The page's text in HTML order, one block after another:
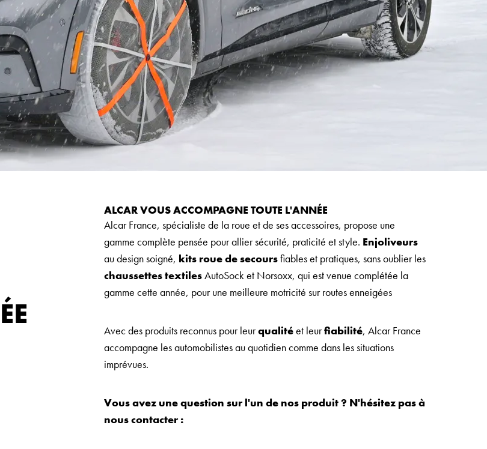
ALCAR VOUS ACCOMPAGNE TOUTE L'ANNÉE
Alcar France, spécialiste de la roue et de ses accessoires, propose une
gamme complète pensée pour allier sécurité, praticité et style. Enjoliveurs
au design soigné, kits roue de secoursfiables et pratiques, sans oublier les
chaussettes textilesAutoSock et Norsoxx, qui est venue complétée la
gamme cette année, pour une meilleure motricité sur routes enneigées
Avec des produits reconnus pour leurqualitéet leurfiabilité, Alcar France
accompagne les automobilistes au quotidien comme dans les situations
imprévues.
Vous avez une question sur l'un de nos produit ? N'hésitez pas à
nous contacter :